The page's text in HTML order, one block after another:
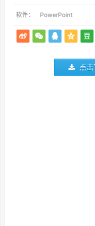
软件： PowerPoint
点